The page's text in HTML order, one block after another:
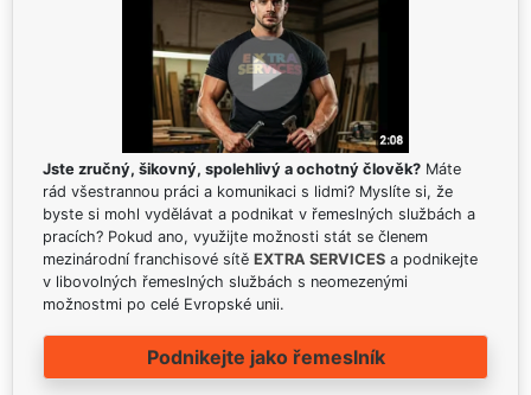
Jste zručný, šikovný, spolehlivý a ochotný člověk? Máte
rád všestrannou práci a komunikaci s lidmi? Myslíte si, že
byste si mohl vydělávat a podnikat v řemeslných službách a
pracích? Pokud ano, využijte možnosti stát se členem
mezinárodní franchisové sítě EXTRA SERVICES a podnikejte
v libovolných řemeslných službách s neomezenými
možnostmi po celé Evropské unii.
Podnikejte jako řemeslník